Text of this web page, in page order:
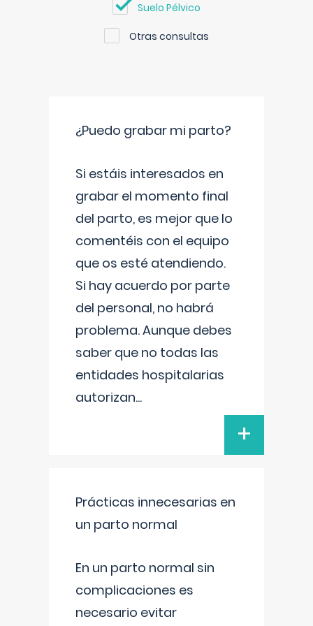
Suelo Pélvico
Otras consultas
¿Puedo grabar mi parto?
Si estáis interesados en
grabar el momento final
del parto, es mejor que lo
comentéis con el equipo
que os esté atendiendo.
Si hay acuerdo por parte
del personal, no habrá
problema. Aunque debes
saber que no todas las
entidades hospitalarias
autorizan...
+
Prácticas innecesarias en
un parto normal
En un parto normal sin
complicaciones es
necesario evitar